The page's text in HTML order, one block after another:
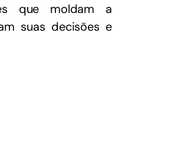
que moldam a
suas decisões e